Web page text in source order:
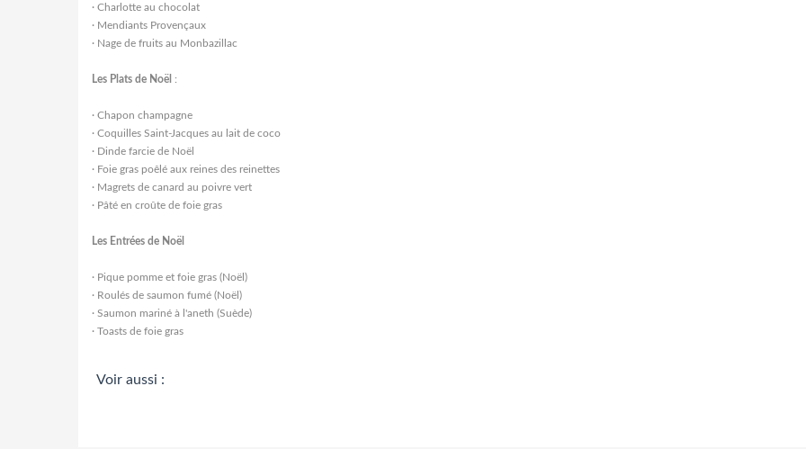
· Charlotte au chocolat
· Mendiants Provençaux
· Nage de fruits au Monbazillac
Les Plats de Noël :
· Chapon champagne
· Coquilles Saint-Jacques au lait de coco
· Dinde farcie de Noël
· Foie gras poêlé aux reines des reinettes
· Magrets de canard au poivre vert
· Pâté en croûte de foie gras
Les Entrées de Noël
· Pique pomme et foie gras (Noël)
· Roulés de saumon fumé (Noël)
· Saumon mariné à l'aneth (Suède)
· Toasts de foie gras
Voir aussi :